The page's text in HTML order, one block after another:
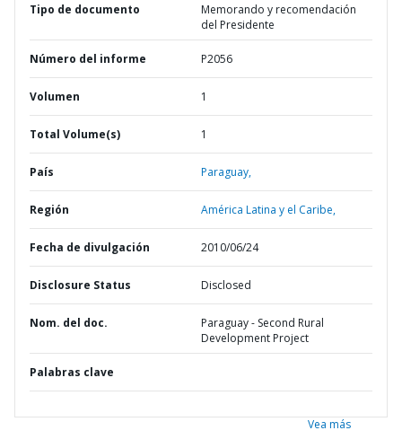
Tipo de documento
Memorando y recomendación
del Presidente
Número del informe P2056
Volumen 1
Total Volume(s) 1
País Paraguay,
Región América Latina y el Caribe,
Fecha de divulgación 2010/06/24
Disclosure Status Disclosed
Nom. del doc.
Paraguay - Second Rural
Development Project
Palabras clave
Vea más